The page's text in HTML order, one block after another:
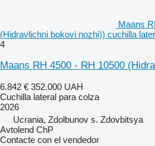
Maans
(Hidravlichni bokovi nozhi)) cuchilla
4
Maans RH 4500 - RH 10500
6.842 € 352.000 UAH
Cuchilla lateral para colza
2026
Ucrania, Zdolbunov s. Zdovbitsya
Avtolend ChP
Contacte con el vendedor